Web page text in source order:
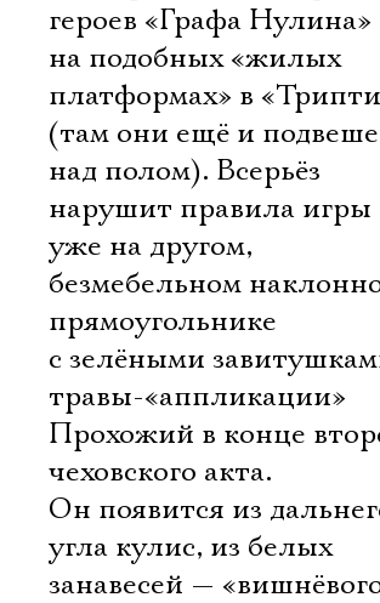
героев «Графа Нулина»
на подобных «жилых
платформах» в
(там они ещё и
над полом). Всерьёз
нарушит правила игры
уже на другом,
безмебельном
прямоугольнике
с зелёными
травы-«аппликации»
Прохожий в конце
чеховского акта.
Он появится из
угла кулис, из белых
занавесей —